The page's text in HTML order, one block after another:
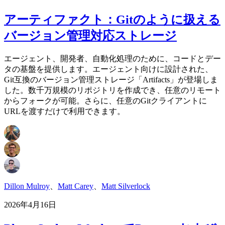
アーティファクト：Gitのように扱える
バージョン管理対応ストレージ
エージェント、開発者、自動化処理のために、コードとデー
タの基盤を提供します。エージェント向けに設計された、
Git互換のバージョン管理ストレージ「Artifacts」が登場しま
した。数千万規模のリポジトリを作成でき、任意のリモート
からフォークが可能。さらに、任意のGitクライアントに
URLを渡すだけで利用できます。
Dillon Mulroy Matt Carey Matt Silverlock
2026年4月16日